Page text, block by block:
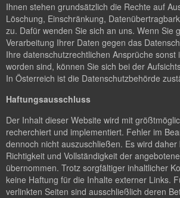
Ihnen stehen grundsätzlich die Rechte auf
Löschung, Einschränkung,
zu. Dafür wenden Sie sich an uns. Wenn Sie
Verarbeitung Ihrer Daten gegen das
Ihre datenschutzrechtlichen Ansprüche sonst
worden sind, können Sie sich bei der
In Österreich ist die Datenschutzbehörde
Haftungsausschluss
Der Inhalt dieser Website wird mit
recherchiert und implementiert. Fehler im
dennoch nicht auszuschließen. Es wird
Richtigkeit und Vollständigkeit der
übernommen. Trotz sorgfältiger inhaltlicher
keine Haftung für die Inhalte externer Links.
verlinkten Seiten sind ausschließlich deren